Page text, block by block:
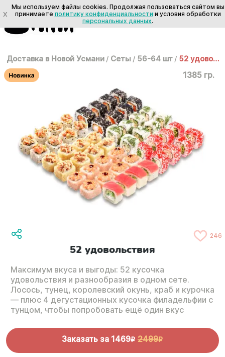
Доставка в Новой Усмани / Сеты / 56-64 шт / 52 удовольствия
1385 гр.
246
52 удовольствия
Максимум вкуса и выгоды: 52 кусочка
удовольствия и разнообразия в одном сете.
Лосось, тунец, королевский окунь, краб и курочка
— плюс 4 дегустационных кусочка филадельфии с
тунцом, чтобы попробовать ещё один вкус
Заказать за 1469R 2499R
X
Мы используем файлы cookies. Продолжая пользоваться сайтом вы
принимаете политику конфиденциальности и условия обработки
персональных данных.